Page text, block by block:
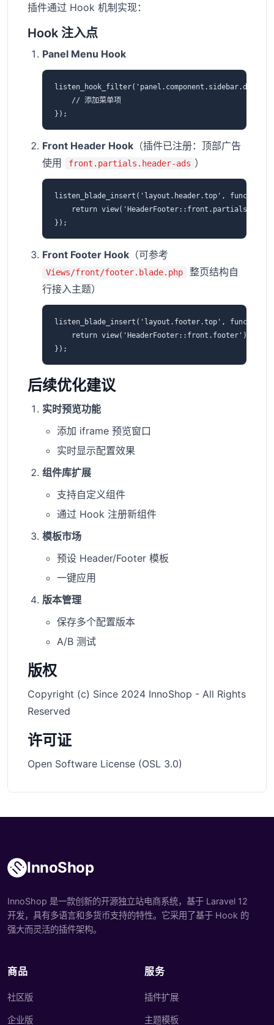
插件通过 Hook 机制实现：
Hook 注入点
Panel Menu Hook
    // 添加菜单项
Front Header Hook （插件已注册：顶部广告
使用
front.partials.header-ads ）
listen_blade_insert('layout.header.top', function
return
Front Footer Hook （可参考
Views/front/footer.blade.php
整页结构自
行接入主题）
listen_blade_insert('layout.footer.top', function
return view('HeaderFooter::front.footer')-
后续优化建议
实时预览功能
添加 iframe 预览窗口
实时显示配置效果
组件库扩展
支持自定义组件
通过 Hook 注册新组件
模板市场
预设 Header/Footer 模板
一键应用
版本管理
保存多个配置版本
A/B 测试
版权
Copyright (c) Since 2024 InnoShop - All Rights
Reserved
许可证
Open Software License (OSL 3.0)
InnoShop
InnoShop 是一款创新的开源独立站电商系统，基于 Laravel 12
开发，具有多语言和多货币支持的特性。它采用了基于 Hook 的
强大而灵活的插件架构。
商品
社区版
企业版
服务
插件扩展
主题模板